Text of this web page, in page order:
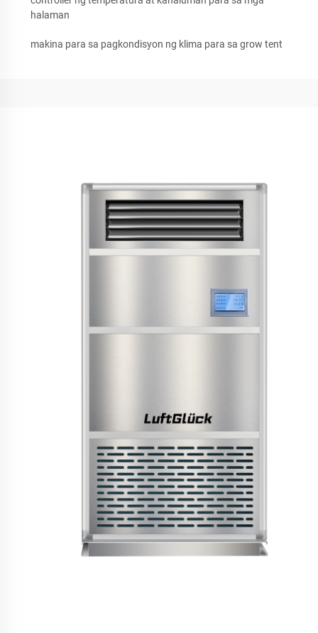
halaman
makina para sa pagkondisyon ng klima para sa grow tent